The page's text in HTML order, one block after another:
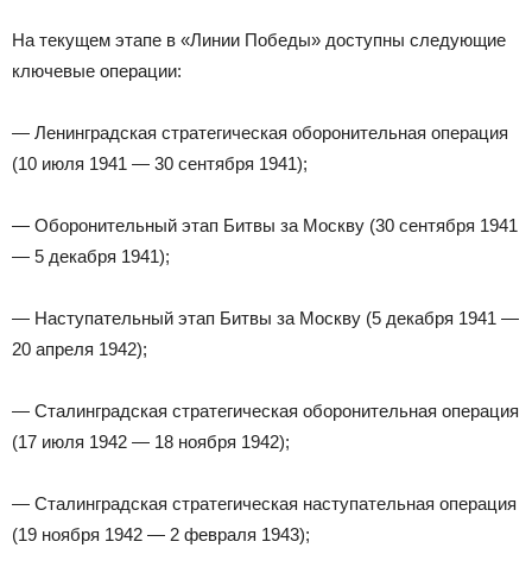
На текущем этапе в «Линии Победы» доступны следующие
ключевые операции:
— Ленинградская стратегическая оборонительная операция
(10 июля 1941 — 30 сентября 1941);
— Оборонительный этап Битвы за Москву (30 сентября 1941
— 5 декабря 1941);
— Наступательный этап Битвы за Москву (5 декабря 1941 —
20 апреля 1942);
— Сталинградская стратегическая оборонительная операция
(17 июля 1942 — 18 ноября 1942);
— Сталинградская стратегическая наступательная операция
(19 ноября 1942 — 2 февраля 1943);